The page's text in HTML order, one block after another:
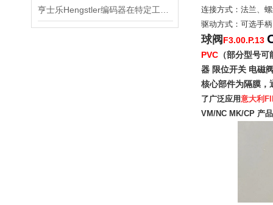
连接方式 ：法兰、
驱动方式 ：可选手
球阀 F3.00.P.13
PVC （部分型号可
器 限位开关 电磁
核心部件为隔膜，
了广泛应用意大利
VM/NC MK/CP 产